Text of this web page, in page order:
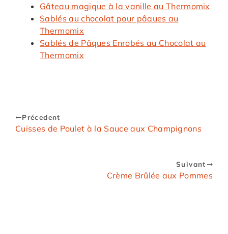
Gâteau magique à la vanille au Thermomix
Sablés au chocolat pour pâques au
Thermomix
Sablés de Pâques Enrobés au Chocolat au
Thermomix
Précedent
Cuisses de Poulet à la Sauce aux Champignons
Suivant
Crème Brûlée aux Pommes